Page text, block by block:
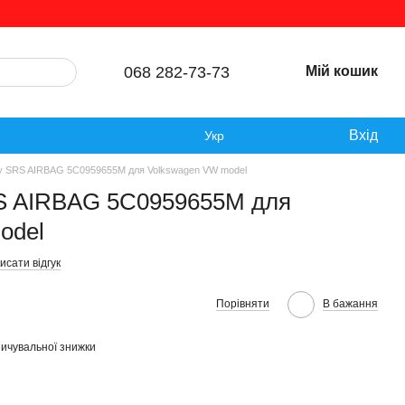
068 282-73-73 Мій кошик
Укр Вхід
SRS AIRBAG 5C0959655M для Volkswagen VW model
AIRBAG 5C0959655M для
відгук
Порівняти В бажання
знижки